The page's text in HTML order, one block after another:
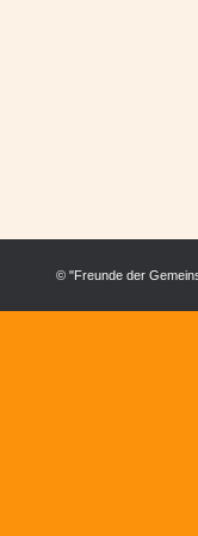
© "Freunde der